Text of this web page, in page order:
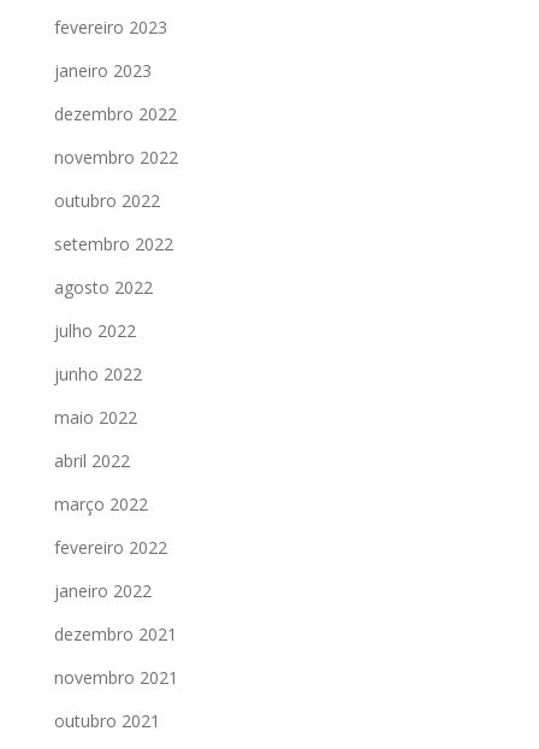
fevereiro 2023
janeiro 2023
dezembro 2022
novembro 2022
outubro 2022
setembro 2022
agosto 2022
julho 2022
junho 2022
maio 2022
abril 2022
março 2022
fevereiro 2022
janeiro 2022
dezembro 2021
novembro 2021
outubro 2021